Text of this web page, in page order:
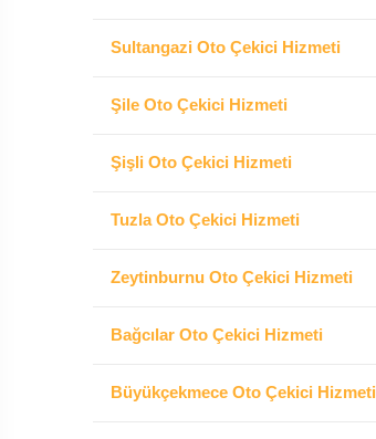
Sultangazi Oto Çekici Hizmeti
Şile Oto Çekici Hizmeti
Şişli Oto Çekici Hizmeti
Tuzla Oto Çekici Hizmeti
Zeytinburnu Oto Çekici Hizmeti
Bağcılar Oto Çekici Hizmeti
Büyükçekmece Oto Çekici Hizmeti